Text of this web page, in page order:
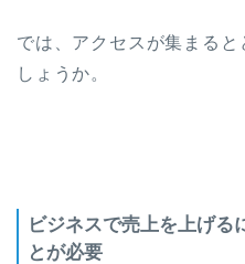
では、アクセスが集まる
しょうか。
ビジネスで売上を上げる
とが必要